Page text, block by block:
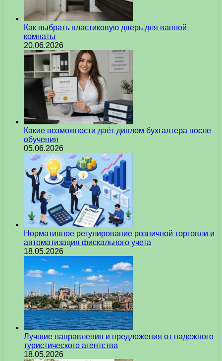
Как выбрать пластиковую дверь для ванной
комнаты
20.06.2026
Какие возможности даёт диплом бухгалтера после
обучения
05.06.2026
Нормативное регулирование розничной торговли и
автоматизация фискального учета
18.05.2026
Лучшие направления и предложения от надежного
туристического агентства
18.05.2026